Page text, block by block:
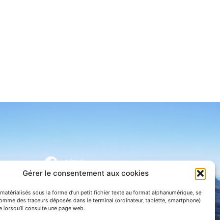
Gérer le consentement aux cookies
sous la forme d’un petit fichier texte au format alphanumérique, se
des traceurs déposés dans le terminal (ordinateur, tablette, smartphone)
lorsqu’il consulte une page web.
APNP
Parc national des Pyrénées